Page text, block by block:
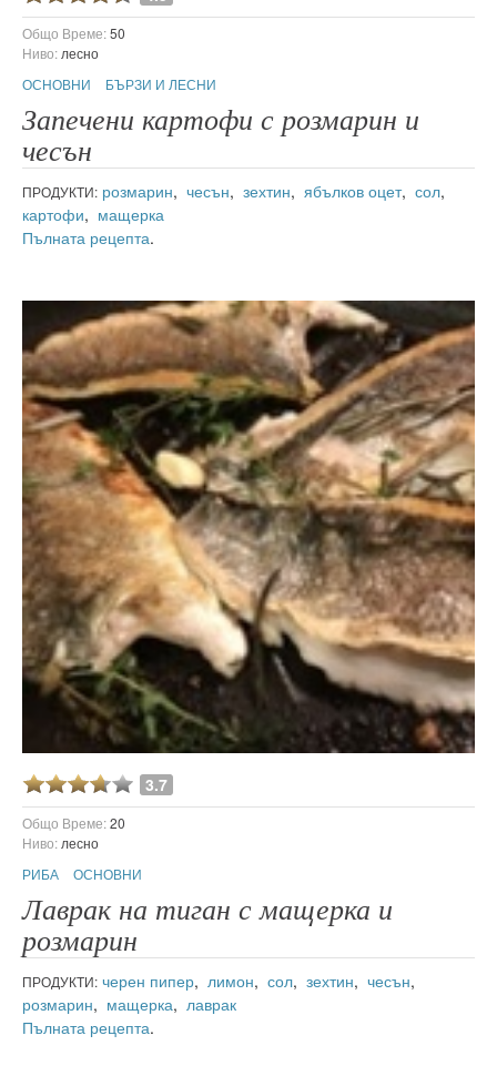
Общо Време:50
Ниво: лесно
ОСНОВНИ
БЪРЗИ И ЛЕСНИ
Запечени картофи с розмарин и
чесън
ПРОДУКТИ: розмарин, чесън, зехтин, ябълков оцет, сол,
картофи, мащерка
Пълната рецепта.
3.7
Общо Време:20
Ниво: лесно
РИБА
ОСНОВНИ
Лаврак на тиган с мащерка и
розмарин
ПРОДУКТИ: черен пипер, лимон, сол, зехтин, чесън,
розмарин, мащерка, лаврак
Пълната рецепта.